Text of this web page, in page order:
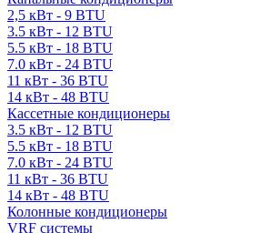
2,5 кВт - 9 BTU
3.5 кВт - 12 BTU
5.5 кВт - 18 BTU
7.0 кВт - 24 BTU
11 кВт - 36 BTU
14 кВт - 48 BTU
Кассетные кондиционеры
3.5 кВт - 12 BTU
5.5 кВт - 18 BTU
7.0 кВт - 24 BTU
11 кВт - 36 BTU
14 кВт - 48 BTU
Колонные кондиционеры
VRF системы